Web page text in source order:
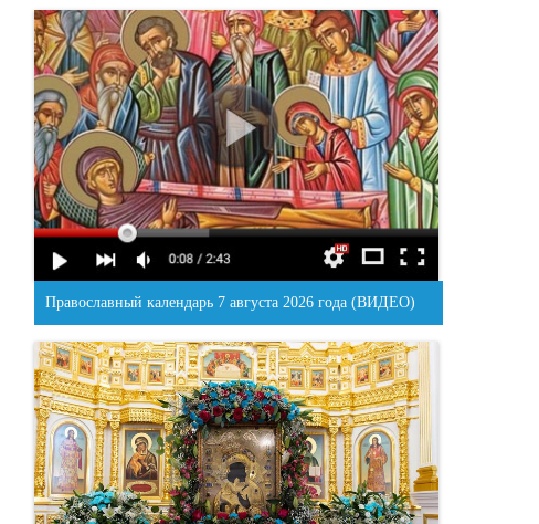
Православный календарь 7 августа 2026 года (ВИДЕО)